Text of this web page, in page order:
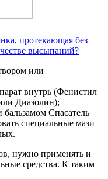
протекающая без
высыпаний?
или
внутрь (Фенистил
Диазолин);
бальзамом Спасатель
специальные мази
нужно применять и
средства. К таким